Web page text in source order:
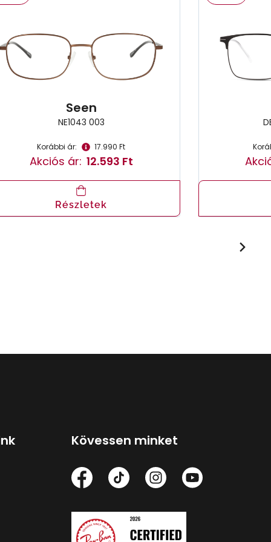
Seen
NE1043 003
Korábbi ár: 17.990 Ft
Akciós ár: 12.593 Ft
Részletek
Kövessen minket